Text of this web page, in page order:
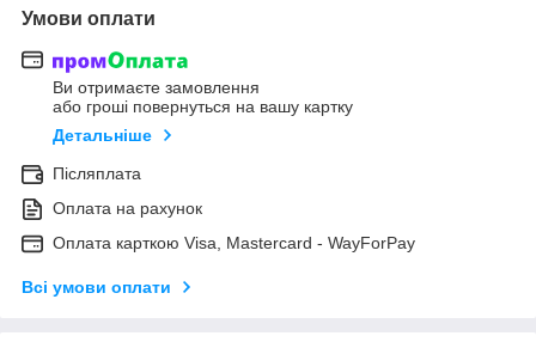
Умови оплати
Ви отримаєте замовлення
або гроші повернуться на вашу картку
Детальніше
Післяплата
Оплата на рахунок
Оплата карткою Visa, Mastercard - WayForPay
Всі умови оплати